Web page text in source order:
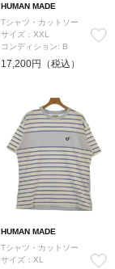
HUMAN MADE
Tシャツ・カットソー
サイズ：XXL
コンディション: B
17,200円（税込）
HUMAN MADE
Tシャツ・カットソー
サイズ：XL